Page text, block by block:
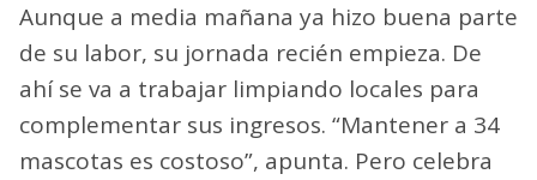
Aunque a media mañana ya hizo buena parte
de su labor, su jornada recién empieza. De
ahí se va a trabajar limpiando locales para
complementar sus ingresos. “Mantener a 34
mascotas es costoso”, apunta. Pero celebra